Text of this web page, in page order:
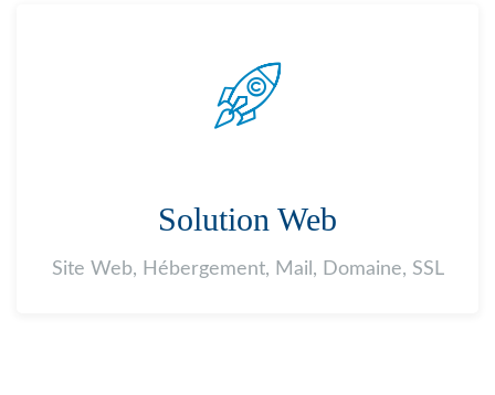
Solution Web
Site Web, Hébergement, Mail, Domaine, SSL